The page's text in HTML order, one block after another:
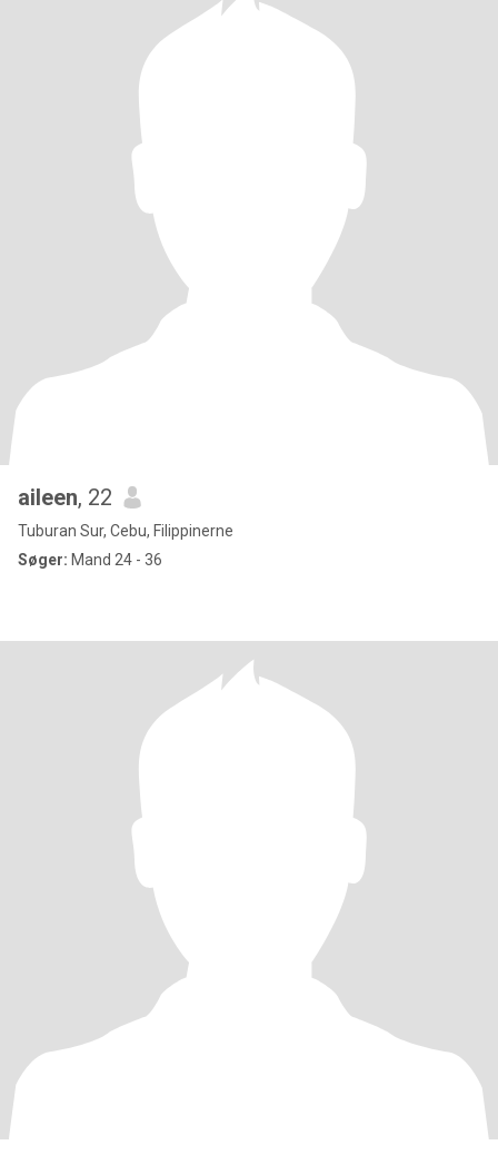
aileen, 22
Tuburan Sur, Cebu, Filippinerne
Søger: Mand 24 - 36